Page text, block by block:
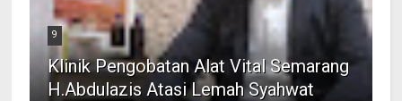
9
Klinik Pengobatan Alat Vital Semarang
H.Abdulazis Atasi Lemah Syahwat